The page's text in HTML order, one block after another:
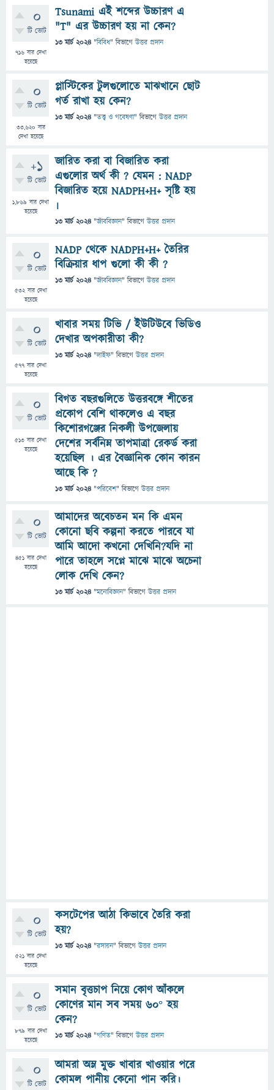
0
টি ভোট
716বার দেখা
হয়েছে
Tsunami এই শব্দের উচ্চারণ এ
"T" এর উচ্চারণ হয় না কেন?
13 মার্চ 2024 "বিবিধ" বিভাগে উত্তর প্রদান
0
টি ভোট
33,620 বার
দেখা হয়েছে
প্লাস্টিকের টুলগুলোতে মাঝখানে ছোট
গর্ত রাখা হয় কেন?
13 মার্চ 2024 "তত্ত্ব ও গবেষণা" বিভাগে উত্তর প্রদান
+1
টি ভোট
1,869 বার দেখা
হয়েছে
জারিত করা বা বিজারিত করা
এগুলোর অর্থ কী ? যেমন : NADP
বিজারিত হয়ে NADPH+H+ সৃষ্টি হয়
৷
13 মার্চ 2024 "জীববিজ্ঞান" বিভাগে উত্তর প্রদান
0
টি ভোট
532বার দেখা
হয়েছে
NADP থেকে NADPH+H+ তৈরির
বিক্রিয়ার ধাপ গুলো কী কী ?
13 মার্চ 2024 "জীববিজ্ঞান" বিভাগে উত্তর প্রদান
0
টি ভোট
577 বার দেখা
হয়েছে
খাবার সময় টিভি / ইউটিউবে ভিডিও
দেখার অপকারীতা কী?
13 মার্চ 2024 "লাইফ" বিভাগে উত্তর প্রদান
0
টি ভোট
513 বার দেখা
হয়েছে
বিগত বছরগুলিতে উত্তরবঙ্গে শীতের
প্রকোপ বেশি থাকলেও এ বছর
কিশোরগঞ্জের নিকলী উপজেলায়
দেশের সর্বনিম্ন তাপমাত্রা রেকর্ড করা
হয়েছিল । এর বৈজ্ঞানিক কোন কারন
আছে কি ?
13 মার্চ 2024 "পরিবেশ" বিভাগে উত্তর প্রদান
0
টি ভোট
451বার দেখা
হয়েছে
আমাদের অবেচতন মন কি এমন
কোনো ছবি কল্পনা করতে পারবে যা
আমি আদো কখনো দেখিনি?যদি না
পারে তাহলে সপ্নে মাঝে মাঝে অচেনা
লোক দেখি কেন?
13 মার্চ 2024 "মনোবিজ্ঞান" বিভাগে উত্তর প্রদান
0
টি ভোট
521বার দেখা
হয়েছে
কসটেপের আঠা কিভাবে তৈরি করা
হয়?
13 মার্চ 2024 "রসায়ন" বিভাগে উত্তর প্রদান
0
টি ভোট
879 বার দেখা
হয়েছে
সমান বৃত্তচাপ নিয়ে কোণ আঁকলে
কোণের মান সব সময় ৬০° হয়
কেন?
13 মার্চ 2024 "গণিত" বিভাগে উত্তর প্রদান
0
টি ভোট
আমরা অম্ল মুক্ত খাবার খাওয়ার পরে
কোমল পানীয় কেনো পান করি।